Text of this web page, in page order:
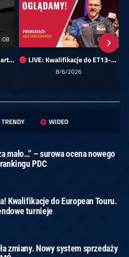
9-latek naśladuje gwiazdy darta!
00:00
LIVE: Kwalifikacje do ET13-14 dla Europy Wschodniej
8/6/2026
TRENDY WIDEO
mało…” – surowa ocena nowego
PDC
Kwalifikacje do European Touru.
turnieje
zmiany. Nowy system sprzedaży